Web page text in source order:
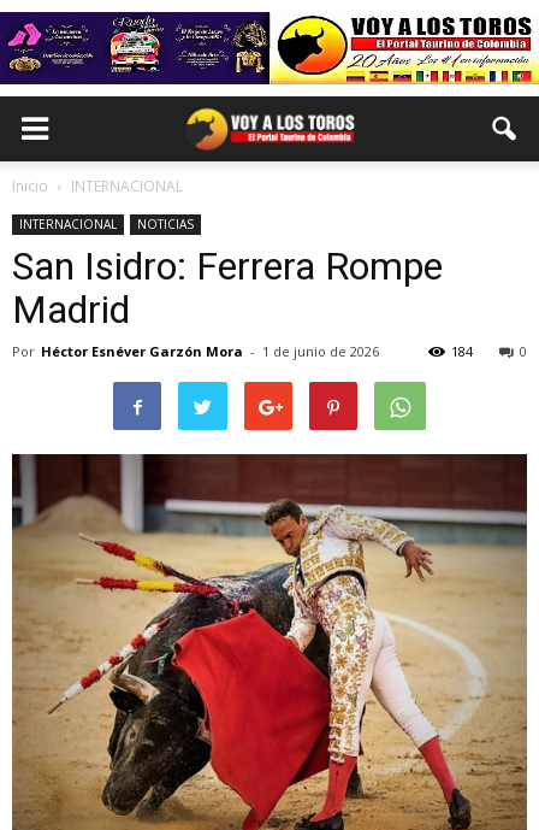
Inicio INTERNACIONAL
INTERNACIONAL NOTICIAS
San Isidro: Ferrera Rompe
Madrid
Por Héctor Esnéver Garzón Mora - 1 de junio de 2026 0
184